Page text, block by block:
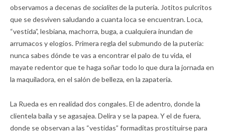
observamos a decenas desocialitesde la putería. Jotitos pulcritos
que se desviven saludando a cuanta loca se encuentran. Loca,
“vestida”, lesbiana, machorra, buga, a cualquiera inundan de
arrumacos y elogios. Primera regla del submundo de la putería:
nunca sabes dónde te vas a encontrar el palo de tu vida, el
mayate redentor que te haga soñar todo lo que dura la jornada en
la maquiladora, en el salón de belleza, en la zapatería.
La Rueda es en realidad dos congales. El de adentro, donde la
clientela baila y se agasajea. Delira y se la papea. Y el de fuera,
donde se observan a las “vestidas” formaditas prostituirse para